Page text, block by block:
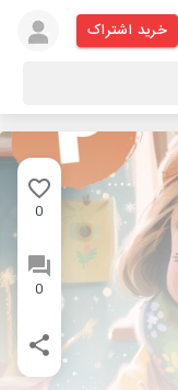
خرید اشتراک
0
0